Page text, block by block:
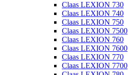
Claas LEXION 730
Claas LEXION 740
Claas LEXION 750
Claas LEXION 7500
Claas LEXION 760
Claas LEXION 7600
Claas LEXION 770
Claas LEXION 7700